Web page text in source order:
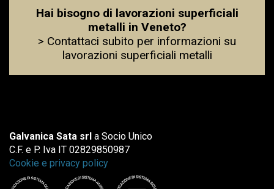
Hai bisogno di lavorazioni superficiali
metalli in Veneto?
> Contattaci subito per informazioni su
lavorazioni superficiali metalli
Galvanica Sata srl a Socio Unico
C.F. e P. Iva IT 02829850987
Cookie e privacy policy